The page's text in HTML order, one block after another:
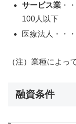
サービス業 ・
100人以下
医療法人・・
（注）業種によっ
融資条件